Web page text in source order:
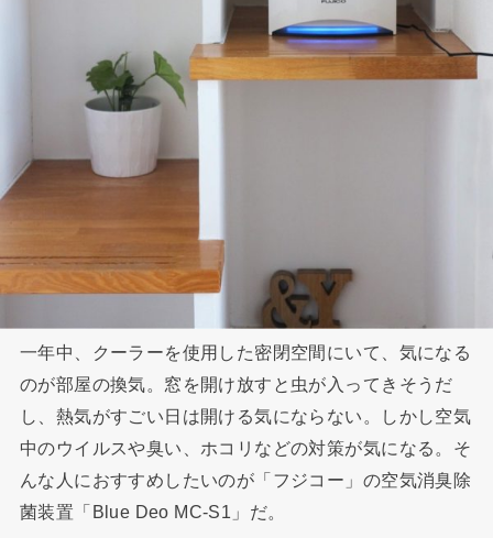
一年中、クーラーを使用した密閉空間にいて、気になる
のが部屋の換気。窓を開け放すと虫が入ってきそうだ
し、熱気がすごい日は開ける気にならない。しかし空気
中のウイルスや臭い、ホコリなどの対策が気になる。そ
んな人におすすめしたいのが「フジコー」の空気消臭除
菌装置「Blue Deo MC-S1」だ。